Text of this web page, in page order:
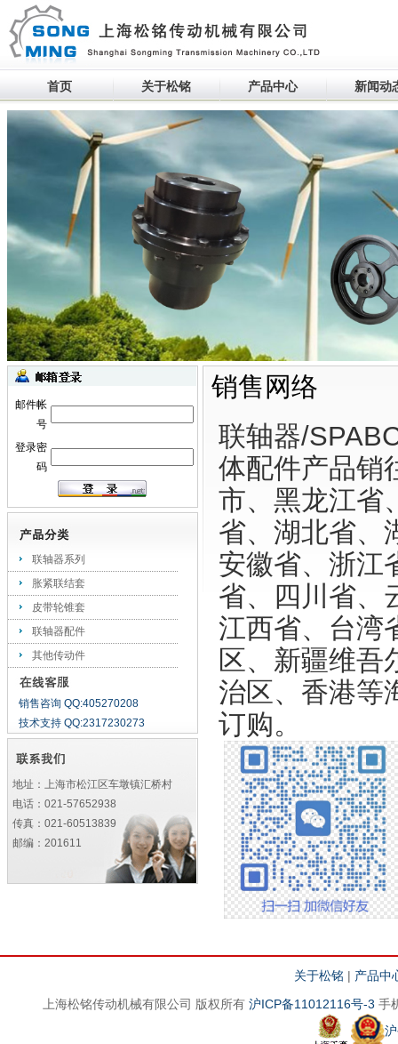
首页 关于松铭 产品中心 新闻动
生产设备滚动
销售网络
联轴器/
体配件产品销
市、黑龙江省
省、湖北省、
安徽省、浙江
省、四川省、
江西省、台湾
区、新疆维吾
治区、香港等
订购。
邮件帐
号
登录密
码
联轴器系列
胀紧联结套
皮带轮锥套
联轴器配件
其他传动件
销售咨询 QQ:405270208
技术支持 QQ:2317230273
地址：上海市松江区车墩镇汇桥村
电话：021-57652938
传真：021-60513839
邮编：201611
关于松铭 | 产品中
上海松铭传动机械有限公司 版权所有 沪ICP备11012116号-3 手